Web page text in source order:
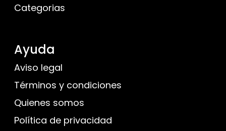
Categorias
Ayuda
Aviso legal
Términos y condiciones
Quienes somos
Política de privacidad